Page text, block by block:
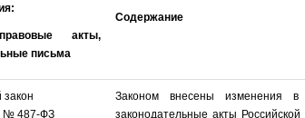
правовые акты,
письма
Содержание
№ 487-ФЗ
Законом внесены изменения в
законодательные акты